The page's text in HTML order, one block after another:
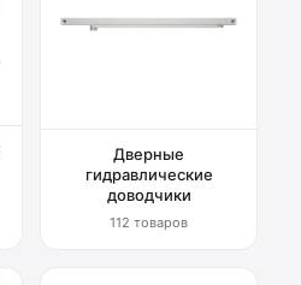
Дверные
гидравлические
доводчики
112 товаров